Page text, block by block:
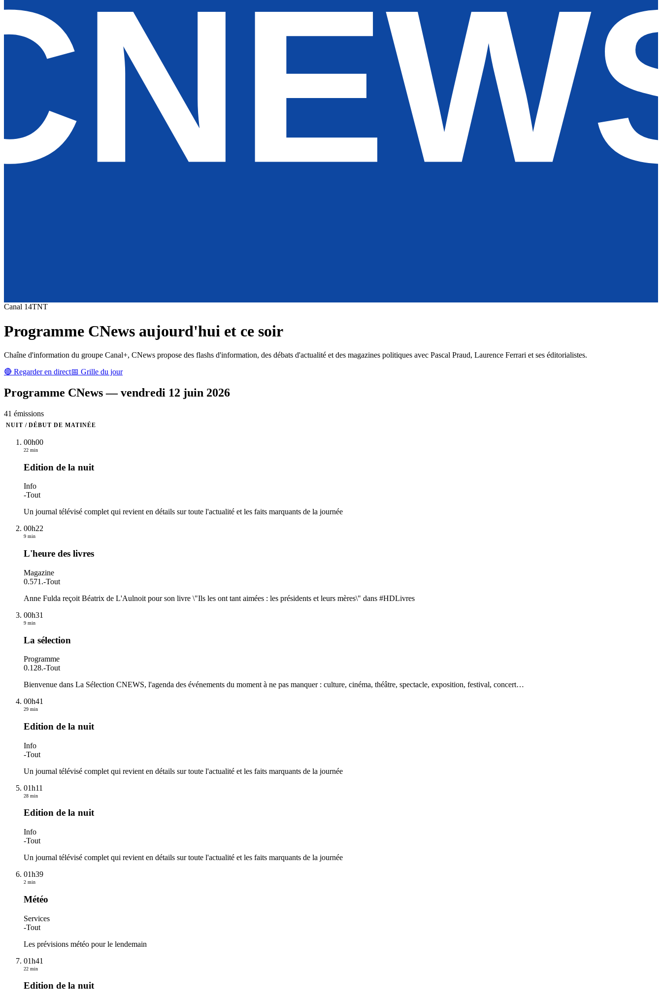
Canal 14TNT
Programme CNews aujourd'hui et ce soir
Chaîne d'information du groupe Canal+, CNews propose des flashs d'information, des débats d'actualité et des magazines politiques avec Pascal Praud, Laurence Ferrari et ses éditorialistes.
🔴 Regarder en direct📅 Grille du jour
Programme CNews—vendredi 12 juin 2026
41 émissions
NUIT / DÉBUT DE MATINÉE
00h00
22 min
Edition de la nuit
Info
-Tout
Un journal télévisé complet qui revient en détails sur toute l'actualité et les faits marquants de la journée
00h22
9 min
L'heure des livres
Magazine
0.571.-Tout
Anne Fulda reçoit Béatrix de L'Aulnoit pour son livre \"Ils les ont tant aimées : les présidents et leurs mères\" dans #HDLivres
00h31
9 min
La sélection
Programme
0.128.-Tout
Bienvenue dans La Sélection CNEWS, l'agenda des événements du moment à ne pas manquer : culture, cinéma, théâtre, spectacle, exposition, festival, concert…
00h41
29 min
Edition de la nuit
Info
-Tout
Un journal télévisé complet qui revient en détails sur toute l'actualité et les faits marquants de la journée
01h11
28 min
Edition de la nuit
Info
-Tout
Un journal télévisé complet qui revient en détails sur toute l'actualité et les faits marquants de la journée
01h39
2 min
Météo
Services
-Tout
Les prévisions météo pour le lendemain
01h41
22 min
Edition de la nuit